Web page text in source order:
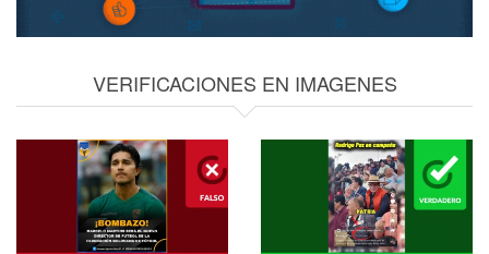
VERIFICACIONES EN IMAGENES